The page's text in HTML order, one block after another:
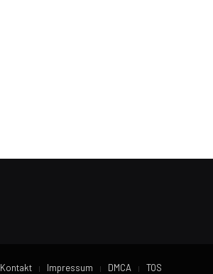
Kontakt Impressum DMCA TOS